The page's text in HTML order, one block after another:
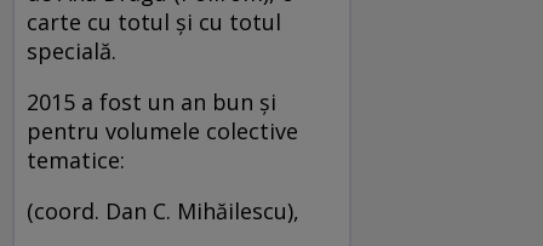
carte cu totul şi cu totul
specială.
2015 a fost un an bun şi
pentru volumele colective
tematice:
(coord. Dan C. Mihăilescu),